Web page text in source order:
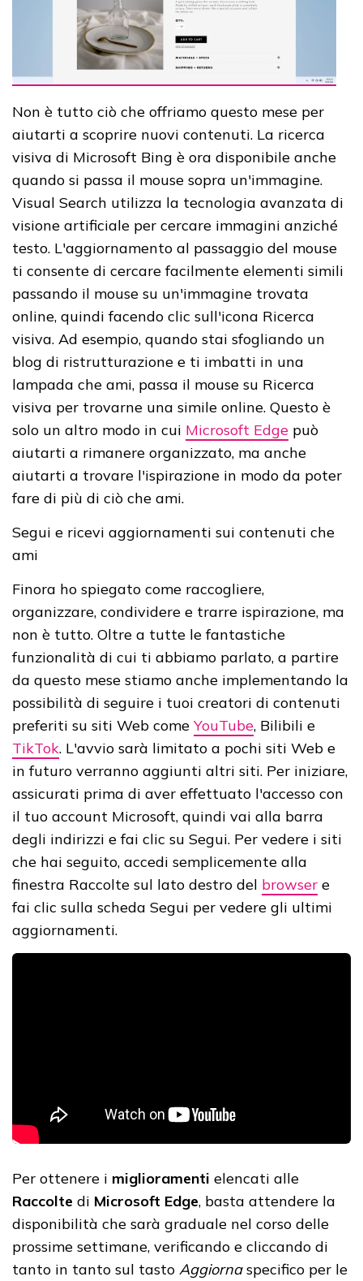
Non è tutto ciò che offriamo questo mese per
aiutarti a scoprire nuovi contenuti. La ricerca
visiva di Microsoft Bing è ora disponibile anche
quando si passa il mouse sopra un'immagine.
Visual Search utilizza la tecnologia avanzata di
visione artificiale per cercare immagini anziché
testo. L'aggiornamento al passaggio del mouse
ti consente di cercare facilmente elementi simili
passando il mouse su un'immagine trovata
online, quindi facendo clic sull'icona Ricerca
visiva. Ad esempio, quando stai sfogliando un
blog di ristrutturazione e ti imbatti in una
lampada che ami, passa il mouse su Ricerca
visiva per trovarne una simile online. Questo è
solo un altro modo in cui Microsoft Edge può
aiutarti a rimanere organizzato, ma anche
aiutarti a trovare l'ispirazione in modo da poter
fare di più di ciò che ami.
Segui e ricevi aggiornamenti sui contenuti che
ami
Finora ho spiegato come raccogliere,
organizzare, condividere e trarre ispirazione, ma
non è tutto. Oltre a tutte le fantastiche
funzionalità di cui ti abbiamo parlato, a partire
da questo mese stiamo anche implementando la
possibilità di seguire i tuoi creatori di contenuti
preferiti su siti Web come YouTube, Bilibili e
TikTok. L'avvio sarà limitato a pochi siti Web e
in futuro verranno aggiunti altri siti. Per iniziare,
assicurati prima di aver effettuato l'accesso con
il tuo account Microsoft, quindi vai alla barra
degli indirizzi e fai clic su Segui. Per vedere i siti
che hai seguito, accedi semplicemente alla
finestra Raccolte sul lato destro del browser e
fai clic sulla scheda Segui per vedere gli ultimi
aggiornamenti.
Per ottenere i miglioramenti elencati alle
Raccolte di Microsoft Edge, basta attendere la
disponibilità che sarà graduale nel corso delle
prossime settimane, verificando e cliccando di
tanto in tanto sul tasto Aggiornaspecifico per le